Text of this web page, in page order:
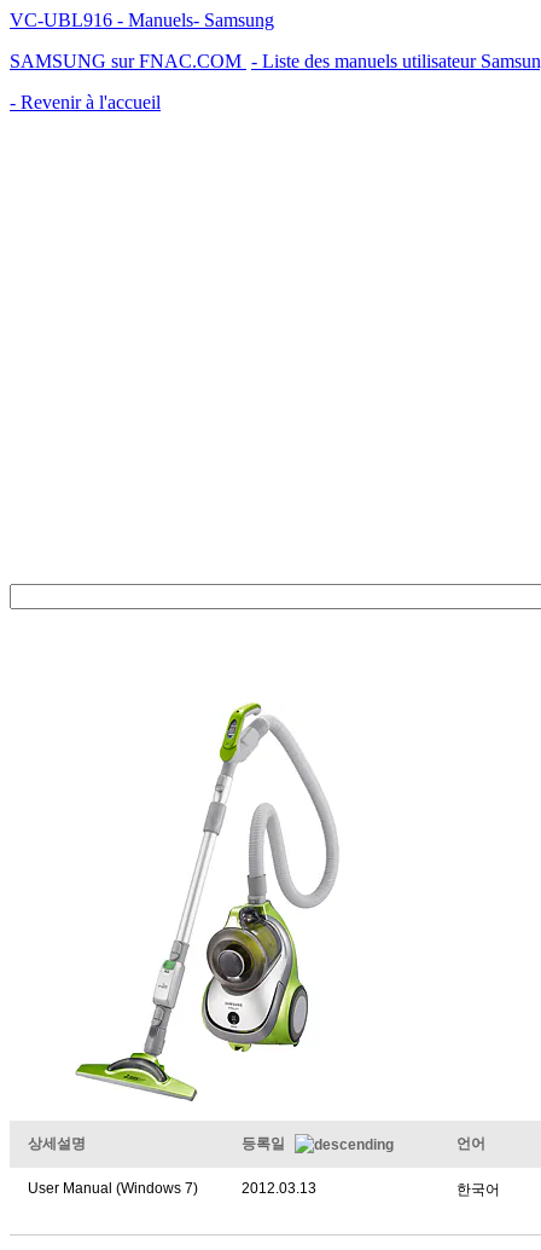
VC-UBL916 - Manuels- Samsung
SAMSUNG sur FNAC.COM - Liste des manuels utilisateur
- Revenir à l'accueil
상세설명 등록일 언어
User Manual (Windows 7) 2012.03.13 한국어